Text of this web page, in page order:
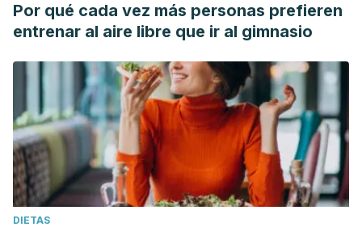
Por qué cada vez más personas prefieren
entrenar al aire libre que ir al gimnasio
DIETAS